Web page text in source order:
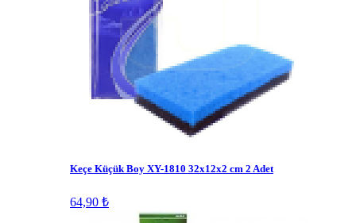
Keçe Küçük Boy XY-1810 32x12x2 cm 2 Adet
64,90 ₺